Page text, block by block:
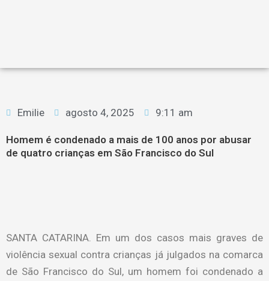
Emilie agosto 4, 2025 9:11 am
Homem é condenado a mais de 100 anos por abusar
de quatro crianças em São Francisco do Sul
SANTA CATARINA. Em um dos casos mais graves de
violência sexual contra crianças já julgados na comarca
de São Francisco do Sul, um homem foi condenado a